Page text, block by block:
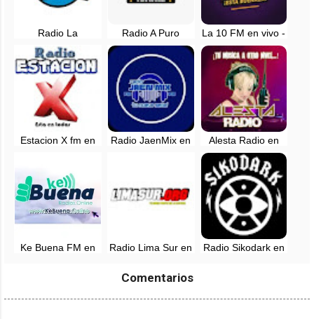
Radio La
Tremenda
¡Siéntela! en vivo -
Lima, Peru
Radio A Puro
Fuego en vivo -
Lima, Perú
La 10 FM en vivo -
Lima, Peru
Estacion X fm en
Radio JaenMix en
Alesta Radio en
vivo - Manchay,
Lima
Ke Buena FM en
Radio Lima Sur en
Radio Sikodark en
Comentarios